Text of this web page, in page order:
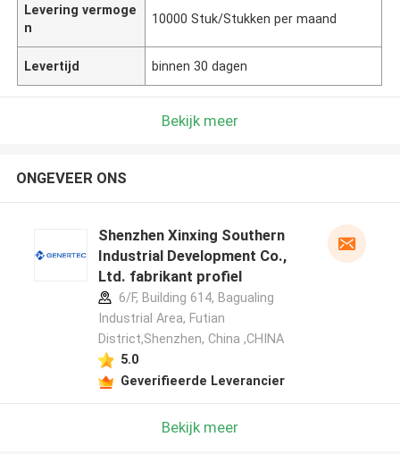
Levering vermoge
n
10000 Stuk/Stukken per maand
Levertijd binnen 30 dagen
Bekijk meer
ONGEVEER ONS
Shenzhen Xinxing Southern
Industrial Development Co.,
Ltd. fabrikant profiel
6/F, Building 614, Bagualing
Industrial Area, Futian
District,Shenzhen, China ,CHINA
5.0
Geverifieerde Leverancier
Bekijk meer